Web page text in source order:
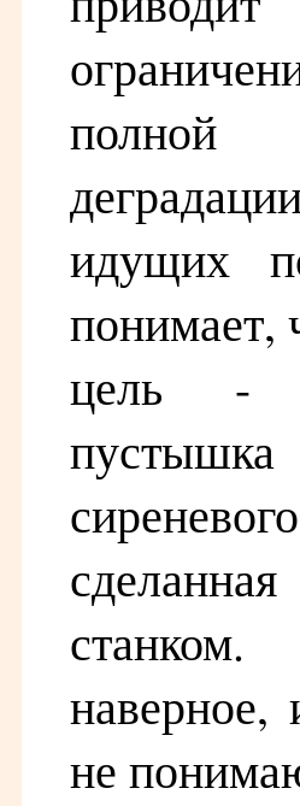
идущих
понимает,
цель -
пустышка
наверное,
не